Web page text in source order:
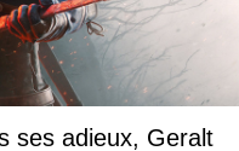
ses adieux, Geralt